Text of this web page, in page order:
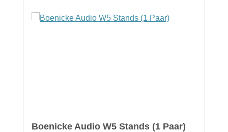
Boenicke Audio W5 Stands (1 Paar)